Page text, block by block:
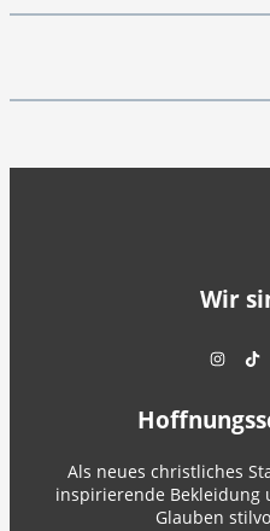
Wir
Als neues christliches
inspirierende Bekleidung
Glauben